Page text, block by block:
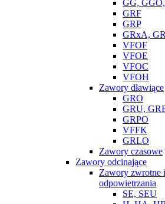
GG,
GRF
GRP
GRxA,
VFOF
VFOE
VFOC
VFOH
Zawory dławiące
GRO
GRU,
GRPO
VFFK
GRLO
Zawory czasowe
Zawory odcinające
Zawory zwrotne
odpowietrzania
SE, SEU